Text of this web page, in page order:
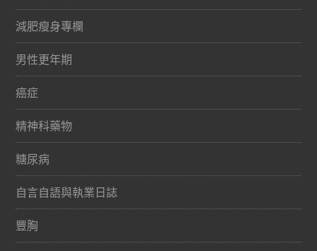
減肥瘦身專欄
男性更年期
癌症
精神科藥物
糖尿病
自言自語與執業日誌
豐胸